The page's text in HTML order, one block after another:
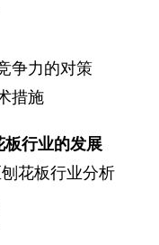
争力的对策
措施
板行业的发展
花板行业分析